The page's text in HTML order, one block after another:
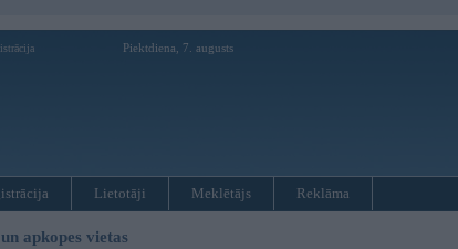
Piektdiena, 7. augusts
Lietotāji Meklētājs Reklāma
apkopes vietas